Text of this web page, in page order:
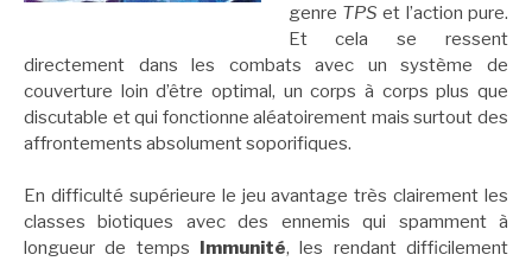
genre TPS et l’action pure.
Et cela se ressent
directement dans les combats avec un système de
couverture loin d’être optimal, un corps à corps plus que
discutable et qui fonctionne aléatoirement mais surtout des
affrontements absolument soporifiques.
En difficulté supérieure le jeu avantage très clairement les
classes biotiques avec des ennemis qui spamment à
longueur de temps Immunité, les rendant difficilement